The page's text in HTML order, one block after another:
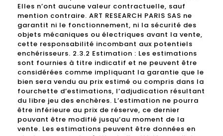
Elles n’ont aucune valeur contractuelle, sauf
mention contraire. ART RESEARCH PARIS SAS ne
garantit ni le fonctionnement, ni la sécurité des
objets mécaniques ou électriques avant la vente,
cette responsabilité incombant aux potentiels
enchérisseurs. 2.3.2 Estimation : Les estimations
sont fournies à titre indicatif et ne peuvent être
considérées comme impliquant la garantie que le
bien sera vendu au prix estimé ou compris dans la
fourchette d’estimations, l’adjudication résultant
du libre jeu des enchères. L’estimation ne pourra
être inférieure au prix de réserve, ce dernier
pouvant être modifié jusqu’au moment de la
vente. Les estimations peuvent être données en